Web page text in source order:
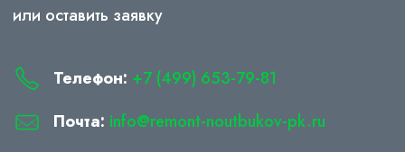
или оставить заявку
Телефон: +7 (499) 653-79-81
Почта: info@remont-noutbukov-pk.ru